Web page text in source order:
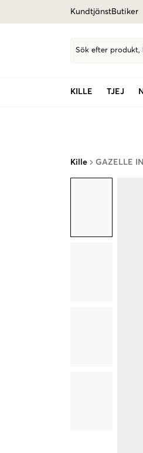
KundtjänstButiker
Sök efter produkt,
KILLE TJEJ
Kille GAZELLE